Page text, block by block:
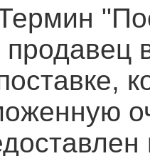
продавец